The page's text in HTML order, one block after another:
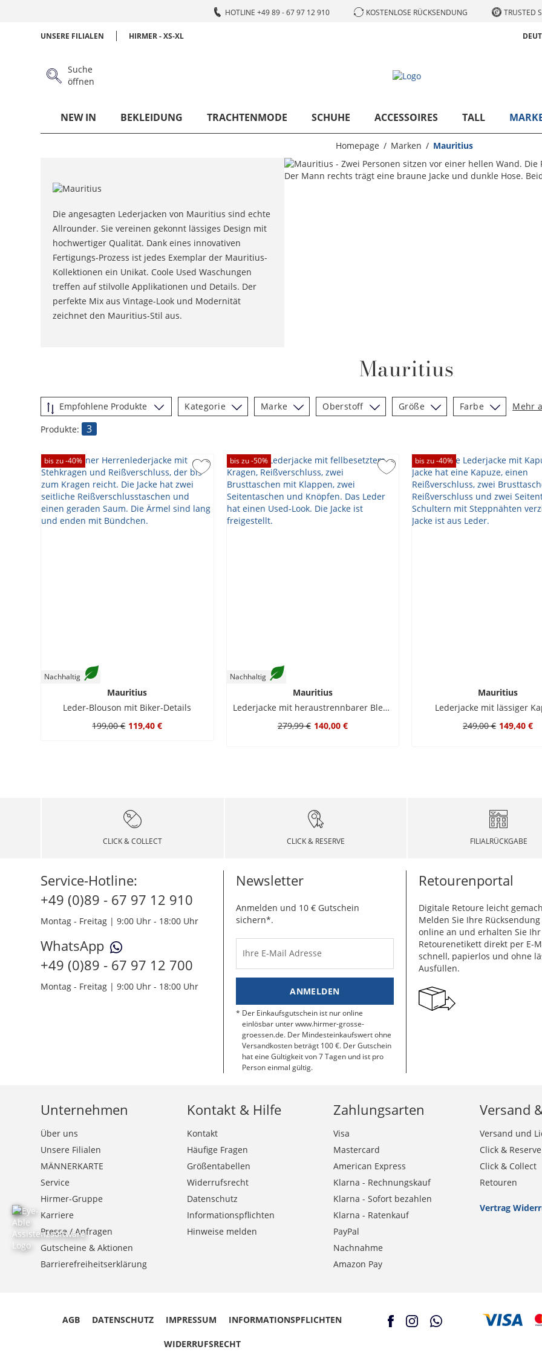
HOTLINE +49 89 - 67 97 12 910 KOSTENLOSE RÜCKSENDUNG TRUSTED
UNSERE FILIALEN HIRMER - XS-XL
Suche
öffnen
NEW IN BEKLEIDUNG TRACHTENMODE SCHUHE ACCESSOIRES TALL
Homepage Marken Mauritius
Die angesagten Lederjacken von Mauritius sind echte
Allrounder. Sie vereinen gekonnt lässiges Design mit
hochwertiger Qualität. Dank eines innovativen
Fertigungs-Prozess ist jedes Exemplar der Mauritius-
Kollektionen ein Unikat. Coole Used Waschungen
treffen auf stilvolle Applikationen und Details. Der
perfekte Mix aus Vintage-Look und Modernität
zeichnet den Mauritius-Stil aus.
Mauritius
Kategorie Marke Oberstoff Größe Farbe
Mehr
Produkte:
3
bis zu -40%
Nachhaltig
Mauritius
Leder-Blouson mit Biker-Details
199,00 € 119,40 €
bis zu -50%
Nachhaltig
Mauritius
Lederjacke mit heraustrennbarer Blende
279,99 € 140,00 €
bis zu -40%
Mauritius
Lederjacke mit lässiger
249,00 € 149,40 €
CLICK & COLLECT CLICK & RESERVE FILIALRÜCKGABE
Service-Hotline:
+49 (0)89 - 67 97 12 910
Montag - Freitag | 9:00 Uhr - 18:00 Uhr
WhatsApp
+49 (0)89 - 67 97 12 700
Montag - Freitag | 9:00 Uhr - 18:00 Uhr
Newsletter
Anmelden und 10 € Gutschein
sichern*.
Ihre E-Mail Adresse
ANMELDEN
Der Einkaufsgutschein ist nur online
einlösbar unter www.hirmer-grosse-
groessen.de. Der Mindesteinkaufswert ohne
Versandkosten beträgt 100 €. Der Gutschein
hat eine Gültigkeit von 7 Tagen und ist pro
Person einmal gültig.
Retourenportal
Digitale Retoure leicht
Melden Sie Ihre
online an und erhalten Sie Ihr
Retourenetikett direkt per E-
schnell, papierlos und ohne
Ausfüllen.
Unternehmen
Über uns
Unsere Filialen
MÄNNERKARTE
Service
Hirmer-Gruppe
Karriere
Presse / Anfragen
Gutscheine & Aktionen
Barrierefreiheitserklärung
Kontakt & Hilfe
Kontakt
Häufige Fragen
Größentabellen
Widerrufsrecht
Datenschutz
Informationspflichten
Hinweise melden
Zahlungsarten
Visa
Mastercard
American Express
Klarna - Rechnungskauf
Klarna - Sofort bezahlen
Klarna - Ratenkauf
PayPal
Nachnahme
Amazon Pay
Versand
Versand und
Click & Reserve
Click & Collect
Retouren
Vertrag
AGB DATENSCHUTZ IMPRESSUM INFORMATIONSPFLICHTEN
WIDERRUFSRECHT